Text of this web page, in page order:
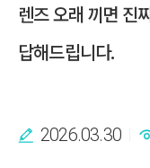
렌즈 오래 끼면 진
답해드립니다.
2026.03.30